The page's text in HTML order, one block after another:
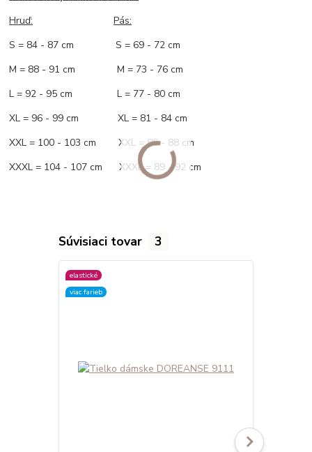
Hruď:
Pás:
S = 84 - 87 cm S = 69 - 72 cm
M = 88 - 91 cm M = 73 - 76 cm
L = 92 - 95 cm L = 77 - 80 cm
XL = 96 - 99 cm XL = 81 - 84 cm
XXL = 100 - 103 cm XXL = 85 - 88 cm
XXXL = 104 - 107 cm XXXL = 89 - 92 cm
Súvisiaci tovar 3
elastické
viac farieb